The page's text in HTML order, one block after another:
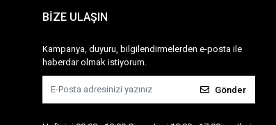
BİZE ULAŞIN
Kampanya, duyuru, bilgilendirmelerden e-posta ile
haberdar olmak istiyorum.
Gönder